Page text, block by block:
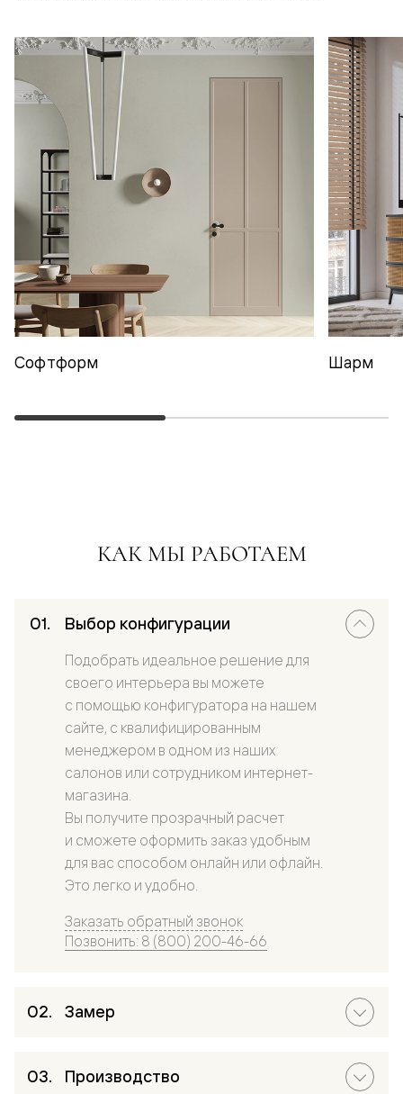
Софтформ Шарм
КАК МЫ РАБОТАЕМ
Выбор конфигурации
Подобрать идеальное решение для
своего интерьера вы можете
с помощью конфигуратора на нашем
сайте, с квалифицированным
менеджером в одном из наших
салонов или сотрудником интернет-
магазина.
Вы получите прозрачный расчет
и сможете оформить заказ удобным
для вас способом онлайн или офлайн.
Это легко и удобно.
Заказать обратный звонок
Позвонить: 8 (800) 200-46-66
Замер
Производство